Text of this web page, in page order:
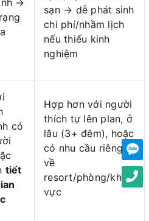
sạn → dễ phát sinh
chi phí/nhầm lịch
nếu thiếu kinh
nghiệm
có
tiết
Hợp hơn với người
thích tự lên plan, ở
lâu (3+ đêm), hoặc
có nhu cầu riêng
về
resort/phòng/khu
vực